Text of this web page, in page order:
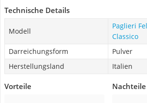
Technische Details
Modell
Paglieri
Classico
Darreichungsform
Pulver
Herstellungsland
Italien
Vorteile Nachteile